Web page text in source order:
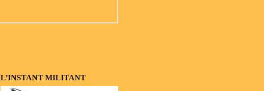
L’INSTANT MILITANT